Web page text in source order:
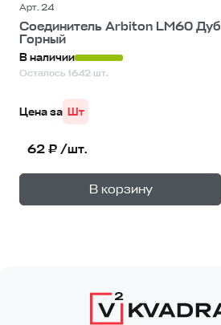
Арт. 24
Соединитель Arbiton LM60 Дуб
Горный
В наличии
Осталось 1642 шт.
Цена за Шт
62 ₽ /шт.
В корзину
1уп.